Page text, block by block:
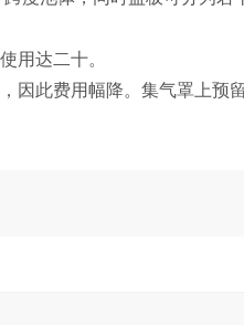
用达二十。
因此费用幅降。集气罩上预